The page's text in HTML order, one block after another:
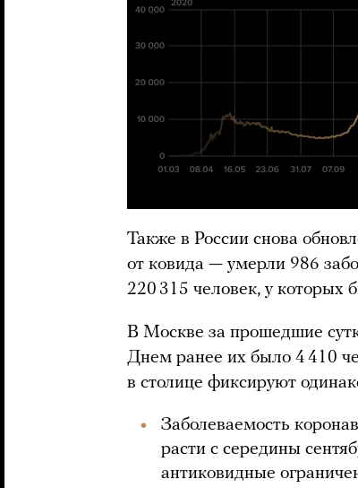
Также в России снова
от ковида — умерли 986
220 315 человек, у которых
В Москве за прошедшие
Днем ранее их было 4 410
в столице фиксируют
Заболеваемость
расти с середины
антиковидные